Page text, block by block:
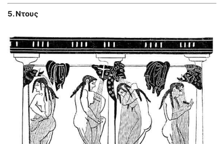
5. Ντους